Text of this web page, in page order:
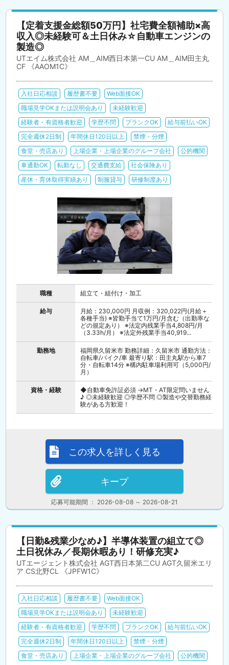
【定着支援金総額50万円】社宅費全額補助×高
収入◎未経験可＆土日休み☆自動車エンジンの
製造◎
UTエイム株式会社 AM＿AIM西日本第一CU AM＿AIM田主丸
CF 《AAOM1C》
入社日応相談 履歴書不要
Web面接OK
職場見学OKまたは説明会あり
未経験歓迎
経験者・有資格者歓迎
学歴不問 ブランクOK
給与前払いOK
完全週休2日制
年間休日120日以上
禁煙・分煙
食堂・売店あり
上場企業・上場企業のグループ会社
公的機関
車通勤OK
転勤なし 交通費支給
社会保険あり
産休・育休取得実績あり
制服貸与 研修制度あり
職種 組立て・組付け・加工
給与
月給：230,000円 月収例：320,022円(月給＋
各種手当) ※皆勤手当て1万円/月含む（出勤率な
どの規定あり） ※法定内残業手当4,808円/月
（3.33h/月） ※法定外残業手当40,919...
勤務地
福岡県久留米市 勤務詳細：久留米市 通勤方法：
自転車/バイク/車 最寄り駅：田主丸駅から車7
分・自転車14分 ※構内駐車場利用可（5,000円/
月）
資格・経験
◆自動車免許証必須 →MT・AT限定問いません
♪ ◎未経験歓迎 ◎学歴不問 ◎製造や交替勤務経
験がある方歓迎！
応募可能期間 ： 2026-08-08 ～ 2026-08-21
この求人を詳しく見る
キープ
【日勤&残業少なめ♪】半導体装置の組立て◎
土日祝休み／長期休暇あり！研修充実♪
UTエージェント株式会社 AGT西日本第二CU AGT久留米エリ
ア CS北野CL 《JPFW1C》
入社日応相談 履歴書不要
Web面接OK
職場見学OKまたは説明会あり
未経験歓迎
経験者・有資格者歓迎
学歴不問 ブランクOK
給与前払いOK
完全週休2日制
年間休日120日以上
禁煙・分煙
食堂・売店あり
上場企業・上場企業のグループ会社
公的機関